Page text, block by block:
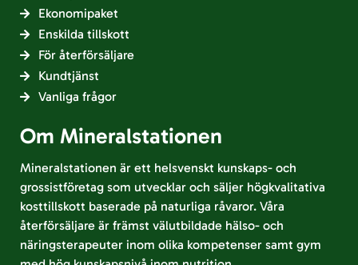
Ekonomipaket
Enskilda tillskott
För återförsäljare
Kundtjänst
Vanliga frågor
Om Mineralstationen
Mineralstationen är ett helsvenskt kunskaps- och
grossistföretag som utvecklar och säljer högkvalitativa
kosttillskott baserade på naturliga råvaror. Våra
återförsäljare är främst välutbildade hälso- och
näringsterapeuter inom olika kompetenser samt gym